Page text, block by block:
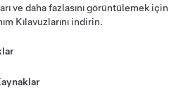
ve daha fazlasını görüntülemek için
Kılavuzlarını indirin.